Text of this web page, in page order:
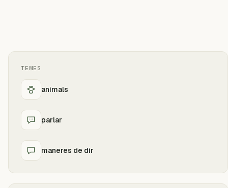
TEMES
animals
parlar
maneres de dir